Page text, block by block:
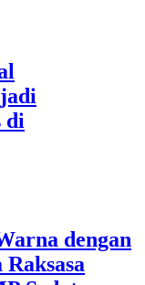
di
dengan